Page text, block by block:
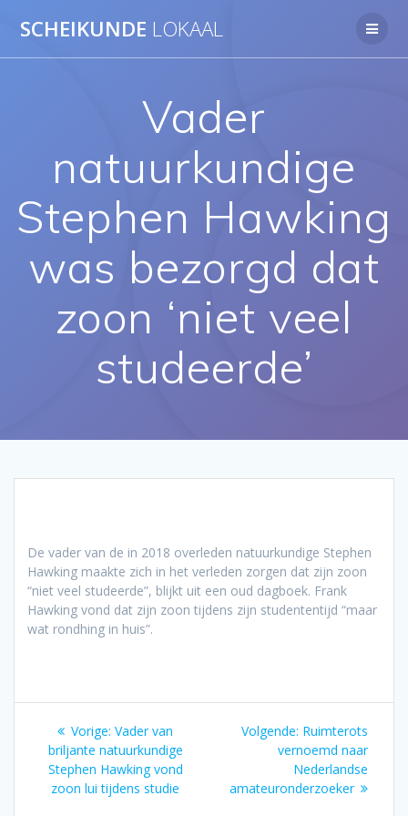
naar
SCHEIKUNDE LOKAAL
Vader
natuurkundige
Stephen Hawking
was bezorgd dat
zoon ‘niet veel
studeerde’
De vader van de in 2018 overleden natuurkundige Stephen
Hawking maakte zich in het verleden zorgen dat zijn zoon
“niet veel studeerde”, blijkt uit een oud dagboek. Frank
Hawking vond dat zijn zoon tijdens zijn studententijd “maar
wat rondhing in huis”.
Bericht
navigatie
Vorige: Vorig
bericht:
Vader van
briljante natuurkundige
Stephen Hawking vond
zoon lui tijdens studie
Volgende: Volgend
bericht:
Ruimterots
vernoemd naar
Nederlandse
amateuronderzoeker